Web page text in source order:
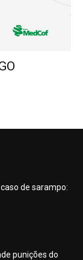
de sarampo:
punições do